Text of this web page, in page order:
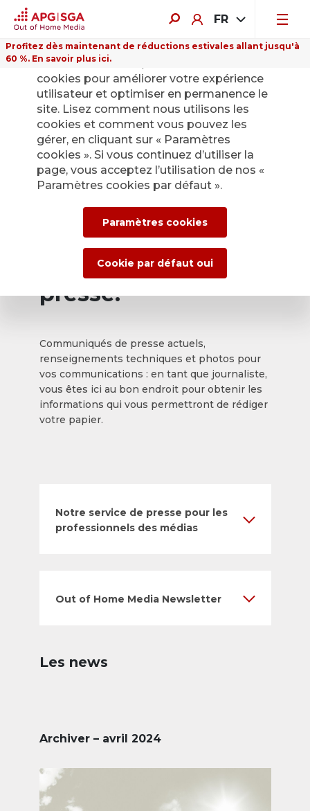
FR
Profitez dès maintenant de réductions estivales allant jusqu'à
60 %. En savoir plus ici.
Retour
Service de presse
d’APG|SGA pour les
actualités et les
communiqués de
presse.
Communiqués de presse actuels,
renseignements techniques et photos pour
vos communications : en tant que journaliste,
vous êtes ici au bon endroit pour obtenir les
informations qui vous permettront de rédiger
votre papier.
Notre service de presse pour les
professionnels des médias
Out of Home Media Newsletter
Les news
Archiver – avril 2024
Sur ce site Internet, nous utilisons des
cookies pour améliorer votre expérience
utilisateur et optimiser en permanence le
site. Lisez comment nous utilisons les
cookies et comment vous pouvez les
gérer, en cliquant sur « Paramètres
cookies ». Si vous continuez d’utiliser la
page, vous acceptez l’utilisation de nos «
Paramètres cookies par défaut ».
Paramètres cookies
Cookie par défaut oui